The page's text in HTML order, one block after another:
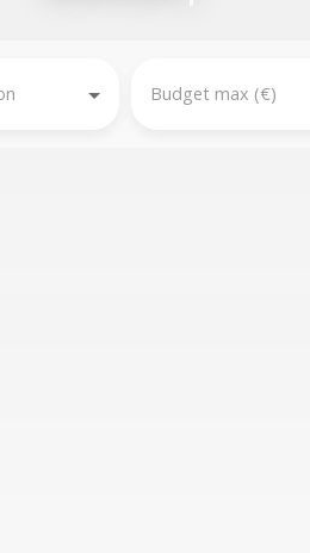
Budget max (€)